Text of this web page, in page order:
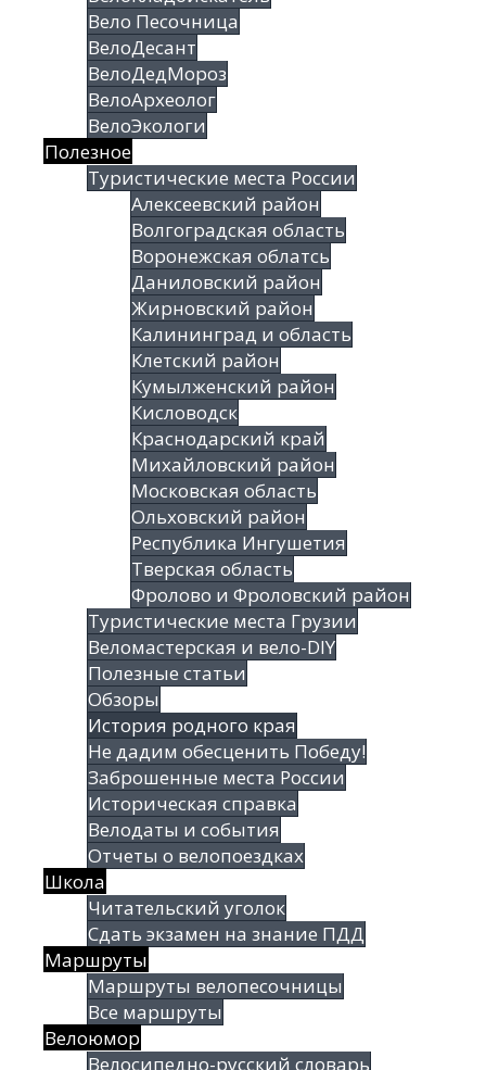
Вело Песочница
ВелоДесант
ВелоДедМороз
ВелоАрхеолог
ВелоЭкологи
Полезное
Туристические места России
Алексеевский район
Волгоградская облаcть
Воронежская облатсь
Даниловский район
Жирновский район
Калининград и область
Клетский район
Кумылженский район
Кисловодск
Краснодарский край
Михайловский район
Московская область
Ольховский район
Республика Ингушетия
Тверская область
Фролово и Фроловский район
Туристические места Грузии
Веломастерская и вело-DIY
Полезные статьи
Обзоры
История родного края
Не дадим обесценить Победу!
Заброшенные места России
Историческая справка
Велодаты и события
Отчеты о велопоездках
Школа
Читательский уголок
Сдать экзамен на знание ПДД
Маршруты
Маршруты велопесочницы
Все маршруты
Велоюмор
Велосипедно-русский словарь